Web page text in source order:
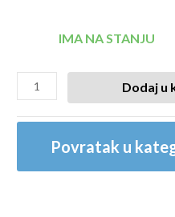
IMA NA STANJU
Dodaj u
Povratak u